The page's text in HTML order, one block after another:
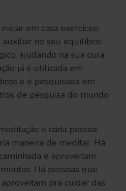
em casa exercícios
auxiliar no seu equilíbrio
ajudando na sua cura
já é utilizada em
e é pesquisada em
de pesquisa do mundo
e cada pessoa
maneira de meditar. Há
e aproveitam
Há pessoas que
pra cuidar das